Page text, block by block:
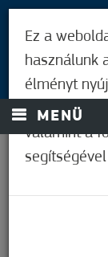
MENÜ
Ez a
használunk
élményt
és a
valamint a